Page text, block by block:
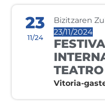
23
11/24
Bizitzaren
23/11/2024
TEATRO
Vitoria-